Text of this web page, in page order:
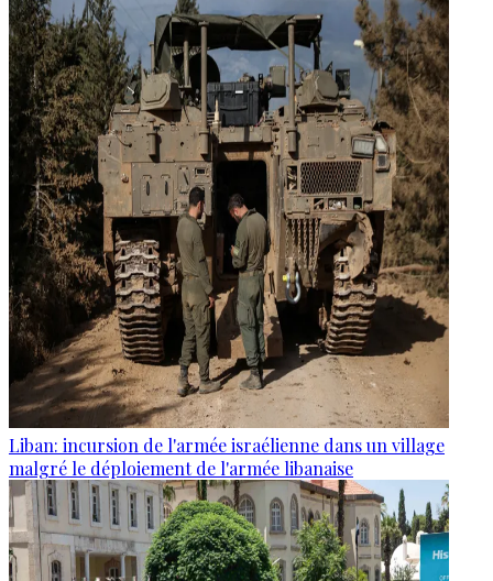
Liban: incursion de l'armée israélienne dans un village
malgré le déploiement de l'armée libanaise